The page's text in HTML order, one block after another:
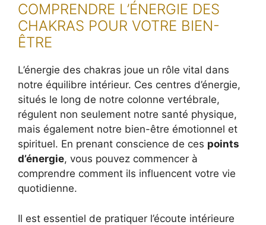
COMPRENDRE L’ÉNERGIE DES
CHAKRAS POUR VOTRE BIEN-
ÊTRE
L’énergie des chakras joue un rôle vital dans
notre équilibre intérieur. Ces centres d’énergie,
situés le long de notre colonne vertébrale,
régulent non seulement notre santé physique,
mais également notre bien-être émotionnel et
spirituel. En prenant conscience de ces points
d’énergie, vous pouvez commencer à
comprendre comment ils influencent votre vie
quotidienne.
Il est essentiel de pratiquer l’écoute intérieure